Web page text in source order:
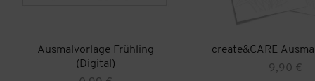
Ausmalvorlage Frühling
(Digital)
create&CARE
9,90 €